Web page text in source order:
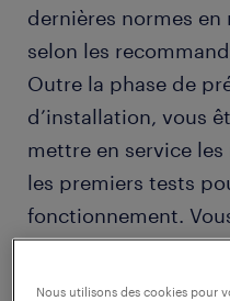
dernières normes
selon les
Outre la phase de
d’installation, vous
mettre en service
les premiers tests
fonctionnement.
lors de sa première
également chargé
Nous utilisons des cookies pour